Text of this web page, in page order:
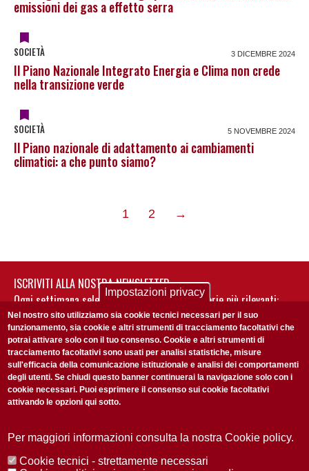
emissioni dei gas a effetto serra
SOCIETÀ 3 DICEMBRE 2024
Il Piano Nazionale Integrato Energia e Clima non crede
nella transizione verde
SOCIETÀ 5 NOVEMBRE 2024
Il Piano nazionale di adattamento ai cambiamenti
climatici: a che punto siamo?
1 2 →
ISCRIVITI ALLA NOSTRA NEWSLETTER
Ogni settimana selezioniamo per te nostre storie più rilevanti:
non perderti gli aggiornamenti della nostra newsletter
Accetto laPrivacy Policy
Impostazioni privacy
Nel nostro sito utilizziamo sia cookie tecnici necessari per il suo
funzionamento, sia cookie e altri strumenti di tracciamento facoltativi che
potrai attivare solo con il tuo consenso. Cookie e altri strumenti di
tracciamento facoltativi sono usati per analisi statistiche, misure
sull'efficacia della comunicazione istituzionale e analisi dei comportamenti
degli utenti. Se chiudi questo banner continuerai la navigazione solo con i
cookie necessari. Puoi esprimere il consenso sui cookie facoltativi
attivando le opzioni qui sotto.
Per maggiori informazioni consulta la nostra Cookie policy.
Cookie tecnici - strettamente necessari